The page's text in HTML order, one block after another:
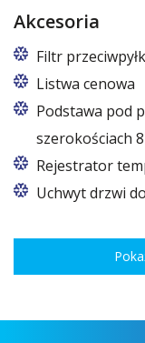
Akcesoria
Filtr
Listwa cenowa
Podstawa pod
szerokościach
W szafach o
Rejestrator
Uchwyt drzwi